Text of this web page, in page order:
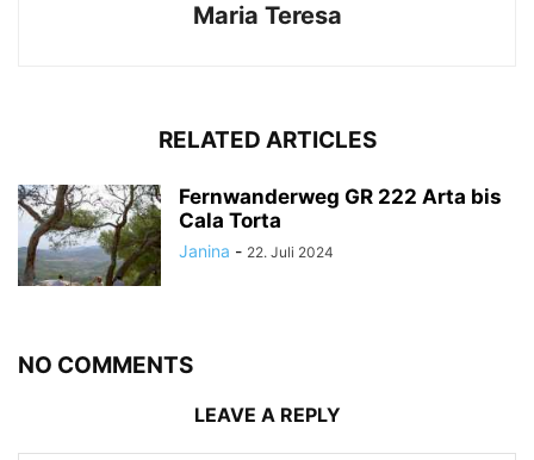
Maria Teresa
RELATED ARTICLES
Fernwanderweg GR 222 Arta bis
Cala Torta
Janina - 22. Juli 2024
NO COMMENTS
LEAVE A REPLY